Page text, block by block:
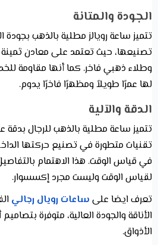
الجودة والمتانة
تتميز ساعة رويالز مطلية بالذهب
تصنيعها، حيث تعتمد على معادن ثمينة
وطلاء ذهبي فاخر. كما أنها مقاومة
لها عمرًا طويلاً ومظهرًا فاخرًا يدوم.
الدقة والآلية
تتميز ساعة مطلية بالذهب للرجال
تقنيات متطورة في تصنيع حركتها
في قياس الوقت. هذا الاهتمام
لقياس الوقت وليست مجرد إكسسوار.
تعرف ايضا على ساعات رويال رجالي
الأناقة والجودة العالية، متوفرة
الأذواق.